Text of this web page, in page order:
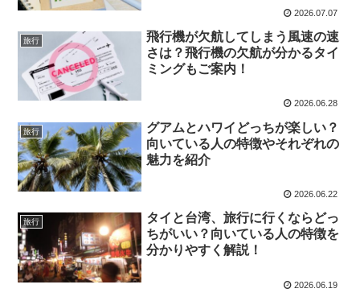
2026.07.07
旅行
飛行機が欠航してしまう風速の速
さは？飛行機の欠航が分かるタイ
ミングもご案内！
2026.06.28
旅行
グアムとハワイどっちが楽しい？
向いている人の特徴やそれぞれの
魅力を紹介
2026.06.22
旅行
タイと台湾、旅行に行くならどっ
ちがいい？向いている人の特徴を
分かりやすく解説！
2026.06.19